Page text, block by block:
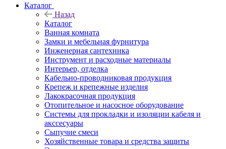
Каталог
Назад
Каталог
Ванная комната
Замки и мебельная фурнитура
Инженерная сантехника
Инструмент и расходные материалы
Интерьер, отделка
Кабельно-проводниковая продукция
Крепеж и крепежные изделия
Лакокрасочная продукция
Отопительное и насосное оборудование
Системы для прокладки и изоляции кабеля и
акссесуары
Сыпучие смеси
Хозяйственные товара и средства защиты